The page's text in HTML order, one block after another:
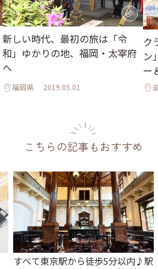
新しい時代、最初の旅は「令
和」ゆかりの地、福岡・太宰府
へ
福岡県 2019.05.01
ク
ン
ー
こちらの記事もおすすめ
すべて東京駅から徒歩5分以内♪駅